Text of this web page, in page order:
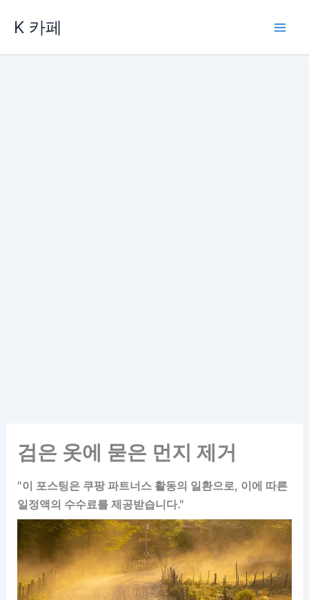
K 카페
검은 옷에 묻은 먼지 제거
"이 포스팅은 쿠팡 파트너스 활동의 일환으로, 이에 따른
일정액의 수수료를 제공받습니다."